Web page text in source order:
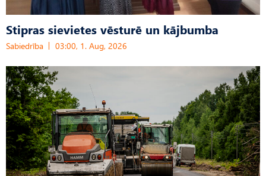
Stipras sievietes vēsturē un kājbumba
Sabiedrība 03:00, 1. Aug, 2026